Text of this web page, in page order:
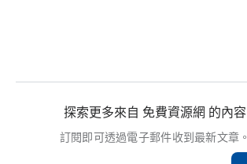
探索更多來自 免費資源網 的內容
訂閱即可透過電子郵件收到最新文章。